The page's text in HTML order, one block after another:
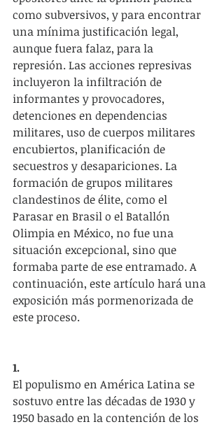
como subversivos, y para encontrar
una mínima justificación legal,
aunque fuera falaz, para la
represión. Las acciones represivas
incluyeron la infiltración de
informantes y provocadores,
detenciones en dependencias
militares, uso de cuerpos militares
encubiertos, planificación de
secuestros y desapariciones. La
formación de grupos militares
clandestinos de élite, como el
Parasar en Brasil o el Batallón
Olimpia en México, no fue una
situación excepcional, sino que
formaba parte de ese entramado. A
continuación, este artículo hará una
exposición más pormenorizada de
este proceso.
1.
El populismo en América Latina se
sostuvo entre las décadas de 1930 y
1950 basado en la contención de los